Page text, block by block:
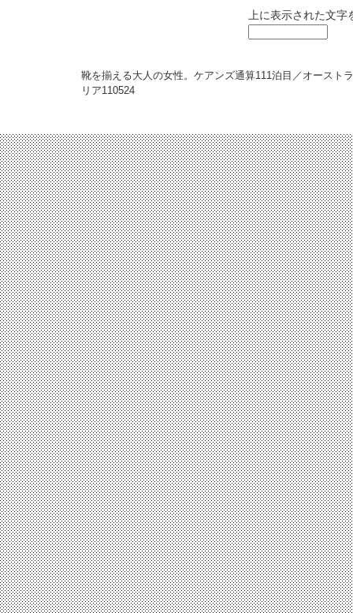
上に表示された文
靴を揃える大人の女性。ケアンズ通算111泊目／オーストラ
リア110524